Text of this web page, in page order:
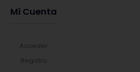
Mi Cuenta
Acceder
Registro